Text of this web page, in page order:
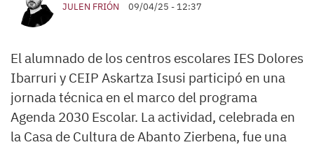
JULEN FRIÓN 09/04/25 - 12:37
El alumnado de los centros escolares IES Dolores
Ibarruri y CEIP Askartza Isusi participó en una
jornada técnica en el marco del programa
Agenda 2030 Escolar. La actividad, celebrada en
la Casa de Cultura de Abanto ​Zierbena, fue una